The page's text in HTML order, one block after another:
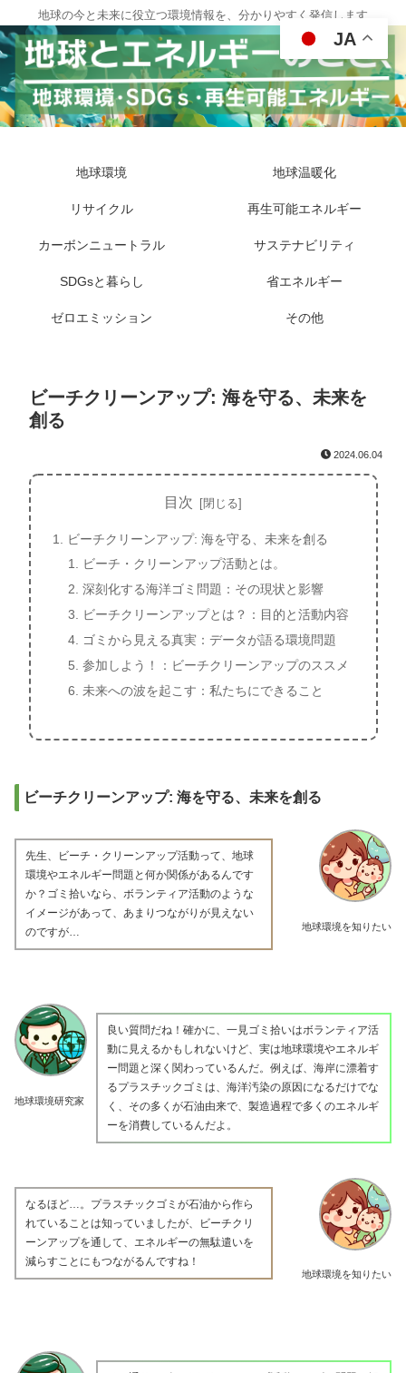
地球の今と未来に役立つ環境情報を、分かりやすく発信します
地球環境 地球温暖化
リサイクル 再生可能エネルギー
カーボンニュートラル サステナビリティ
SDGsと暮らし 省エネルギー
ゼロエミッション その他
ビーチクリーンアップ: 海を守る、未来を
創る
2024.06.04
目次
ビーチクリーンアップ: 海を守る、未来を創る
ビーチ・クリーンアップ活動とは。
深刻化する海洋ゴミ問題：その現状と影響
ビーチクリーンアップとは？：目的と活動内容
ゴミから見える真実：データが語る環境問題
参加しよう！：ビーチクリーンアップのススメ
未来への波を起こす：私たちにできること
ビーチクリーンアップ: 海を守る、未来を創る
地球環境を知りたい
先生、ビーチ・クリーンアップ活動って、地球
環境やエネルギー問題と何か関係があるんです
か？ゴミ拾いなら、ボランティア活動のような
イメージがあって、あまりつながりが見えない
のですが…
地球環境研究家
良い質問だね！確かに、一見ゴミ拾いはボランティア活
動に見えるかもしれないけど、実は地球環境やエネルギ
ー問題と深く関わっているんだ。例えば、海岸に漂着す
るプラスチックゴミは、海洋汚染の原因になるだけでな
く、その多くが石油由来で、製造過程で多くのエネルギ
ーを消費しているんだよ。
地球環境を知りたい
なるほど…。プラスチックゴミが石油から作ら
れていることは知っていましたが、ビーチクリ
ーンアップを通して、エネルギーの無駄遣いを
減らすことにもつながるんですね！
JA